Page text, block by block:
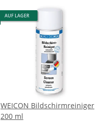
AUF LAGER
WEICON Bildschirmreiniger
200 ml